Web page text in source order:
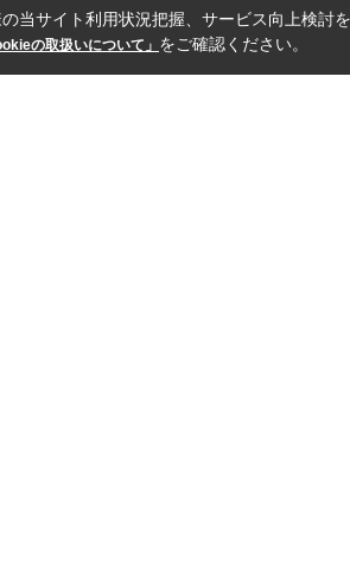
当サイト利用状況把握、サービス向上検討
の取扱いについて」 をご確認ください。